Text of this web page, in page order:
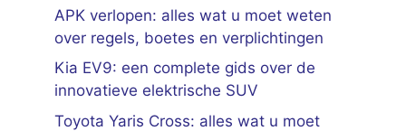
APK verlopen: alles wat u moet weten
over regels, boetes en verplichtingen
Kia EV9: een complete gids over de
innovatieve elektrische SUV
Toyota Yaris Cross: alles wat u moet